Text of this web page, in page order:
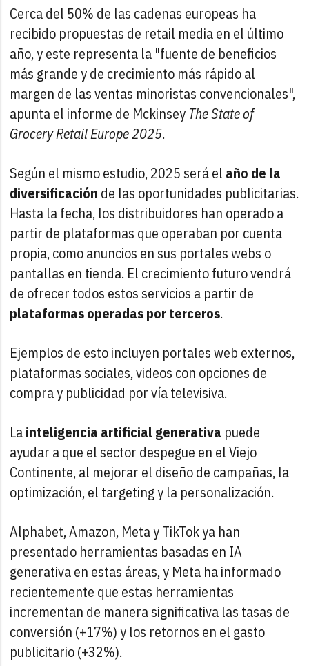
Cerca del 50% de las cadenas europeas ha
recibido propuestas de retail media en el último
año, y este representa la "fuente de beneficios
más grande y de crecimiento más rápido al
margen de las ventas minoristas convencionales",
apunta el informe de Mckinsey The State of
Grocery Retail Europe 2025.
Según el mismo estudio, 2025 será el año de la
diversificación de las oportunidades publicitarias.
Hasta la fecha, los distribuidores han operado a
partir de plataformas que operaban por cuenta
propia, como anuncios en sus portales webs o
pantallas en tienda. El crecimiento futuro vendrá
de ofrecer todos estos servicios a partir de
plataformas operadas por terceros.
Ejemplos de esto incluyen portales web externos,
plataformas sociales, videos con opciones de
compra y publicidad por vía televisiva.
Lainteligencia artificial generativa puede
ayudar a que el sector despegue en el Viejo
Continente, al mejorar el diseño de campañas, la
optimización, el targeting y la personalización.
Alphabet, Amazon, Meta y TikTok ya han
presentado herramientas basadas en IA
generativa en estas áreas, y Meta ha informado
recientemente que estas herramientas
incrementan de manera significativa las tasas de
conversión (+17%) y los retornos en el gasto
publicitario (+32%).